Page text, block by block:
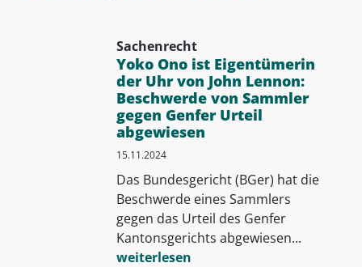
Sachenrecht
Yoko Ono ist Eigentümerin
der Uhr von John Lennon:
Beschwerde von Sammler
gegen Genfer Urteil
abgewiesen
15.11.2024
Das Bundesgericht (BGer) hat die
Beschwerde eines Sammlers
gegen das Urteil des Genfer
Kantonsgerichts abgewiesen...
weiterlesen